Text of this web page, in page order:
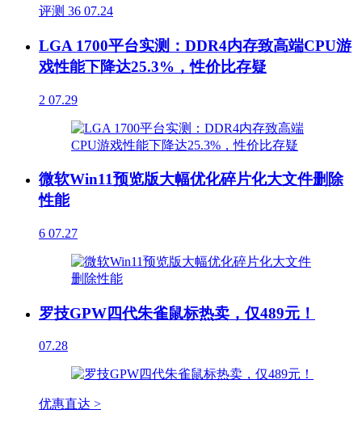
评测 36 07.24
LGA 1700平台实测：DDR4内存致高端CPU游
戏性能下降达25.3%，性价比存疑
2 07.29
微软Win11预览版大幅优化碎片化大文件删除
性能
6 07.27
罗技GPW四代朱雀鼠标热卖，仅489元！
07.28
优惠直达 >